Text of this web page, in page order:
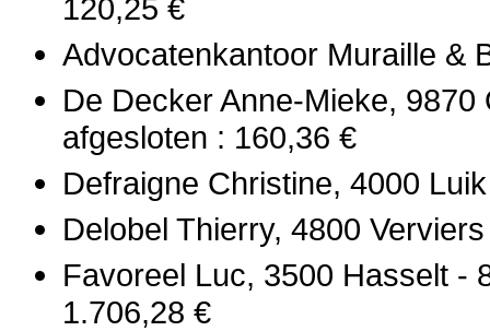
120,25 €
Advocatenkantoor Muraille &
De Decker Anne-Mieke,
afgesloten : 160,36 €
Defraigne Christine, 4000
Delobel Thierry, 4800
Favoreel Luc, 3500 Hasselt -
1.706,28 €